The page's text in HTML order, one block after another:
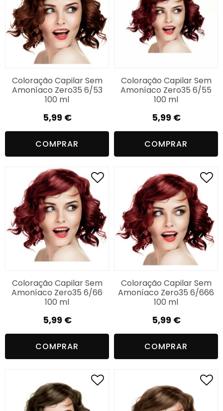
Coloração Capilar Sem
Amoníaco Zero35 6/53
100 ml
5,99 €
COMPRAR
Coloração Capilar Sem
Amoníaco Zero35 6/55
100 ml
5,99 €
COMPRAR
Coloração Capilar Sem
Amoníaco Zero35 6/66
100 ml
5,99 €
COMPRAR
Coloração Capilar Sem
Amoníaco Zero35 6/666
100 ml
5,99 €
COMPRAR